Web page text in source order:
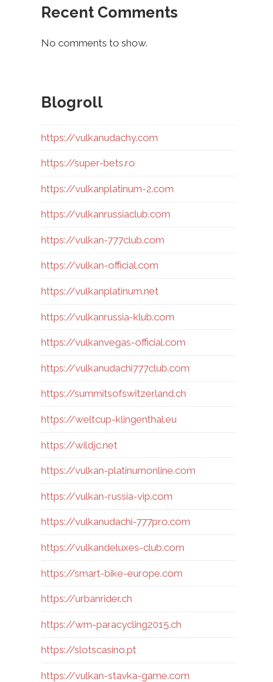
Recent Comments
No comments to show.
Blogroll
https://vulkanudachy.com
https://super-bets.ro
https://vulkanplatinum-2.com
https://vulkanrussiaclub.com
https://vulkan-777club.com
https://vulkan-official.com
https://vulkanplatinum.net
https://vulkanrussia-klub.com
https://vulkanvegas-official.com
https://vulkanudachi777club.com
https://summitsofswitzerland.ch
https://weltcup-klingenthal.eu
https://wildjc.net
https://vulkan-platinumonline.com
https://vulkan-russia-vip.com
https://vulkanudachi-777pro.com
https://vulkandeluxes-club.com
https://smart-bike-europe.com
https://urbanrider.ch
https://wm-paracycling2015.ch
https://slotscasino.pt
https://vulkan-stavka-game.com